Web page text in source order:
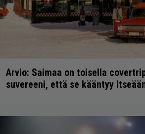
Arvio: Saimaa on toisella
suvereeni, että se kääntyy